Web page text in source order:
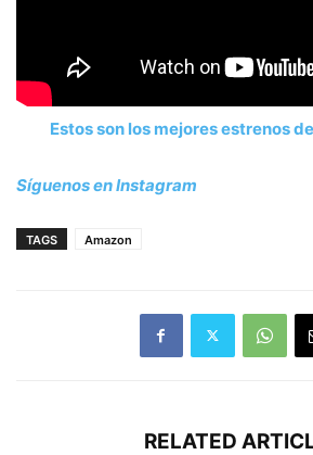
Estos son los mejores estrenos
Síguenos en Instagram
TAGS Amazon
RELATED